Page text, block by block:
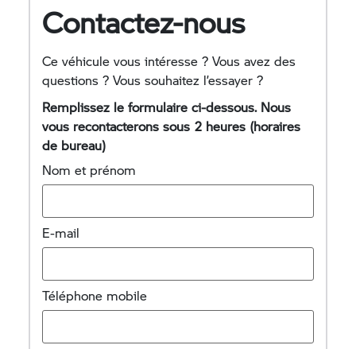
Contactez-nous
Ce véhicule vous intéresse ? Vous avez des
questions ? Vous souhaitez l’essayer ?
Remplissez le formulaire ci-dessous. Nous
vous recontacterons sous 2 heures (horaires
de bureau)
Nom et prénom
E-mail
Téléphone mobile